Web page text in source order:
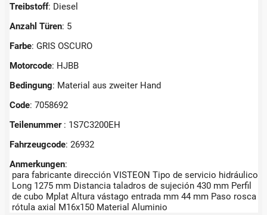
Treibstoff: Diesel
Anzahl Türen: 5
Farbe: GRIS OSCURO
Motorcode: HJBB
Bedingung: Material aus zweiter Hand
Code: 7058692
Teilenummer : 1S7C3200EH
Fahrzeugcode: 26932
Anmerkungen:
para fabricante dirección VISTEON Tipo de servicio hidráulico
Long 1275 mm Distancia taladros de sujeción 430 mm Perfil
de cubo Mplat Altura vástago entrada mm 44 mm Paso rosca
rótula axial M16x150 Material Aluminio